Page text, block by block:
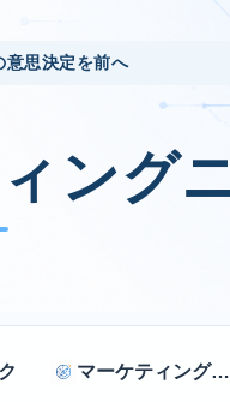
意思決定を前へ
ング
マーケティング戦略